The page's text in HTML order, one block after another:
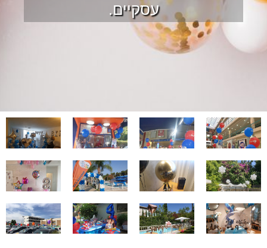
עסקיים.